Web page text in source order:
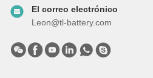
El correo electrónico
Leon@tl-battery.com